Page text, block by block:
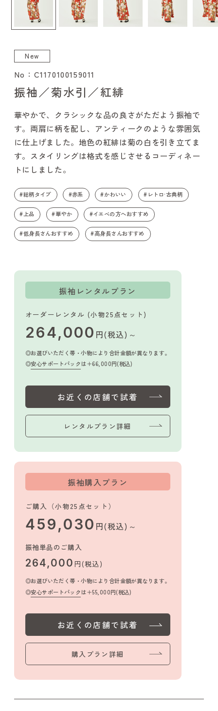
New
No：C1170100159011
振袖／菊水引／紅緋
華やかで、クラシックな品の良さがただよう振袖で
す。両肩に柄を配し、アンティークのような雰囲気
に仕上げました。地色の紅緋は菊の白を引き立てま
す。スタイリングは格式を感じさせるコーディネー
トにしました。
#総柄タイプ #赤系 #かわいい #レトロ·古典柄
#上品 #華やか #イエベの方へおすすめ
#低身長さんおすすめ #高身長さんおすすめ
振袖レンタルプラン
オーダーレンタル (小物25点セット)
264,000 円(税込)～
お選びいただく帯・小物により合計金額が異なります。
安心サポートパックは＋66,000円(税込)
お近くの店舗で試着
レンタルプラン詳細
振袖購入プラン
ご購入（小物25点セット）
459,030 円(税込)～
振袖単品のご購入
264,000 円(税込)
お選びいただく帯・小物により合計金額が異なります。
安心サポートパックは＋55,000円(税込)
お近くの店舗で試着
購入プラン詳細